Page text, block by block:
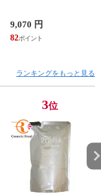
9,070 円
82
ランキングをもっと見る
3位